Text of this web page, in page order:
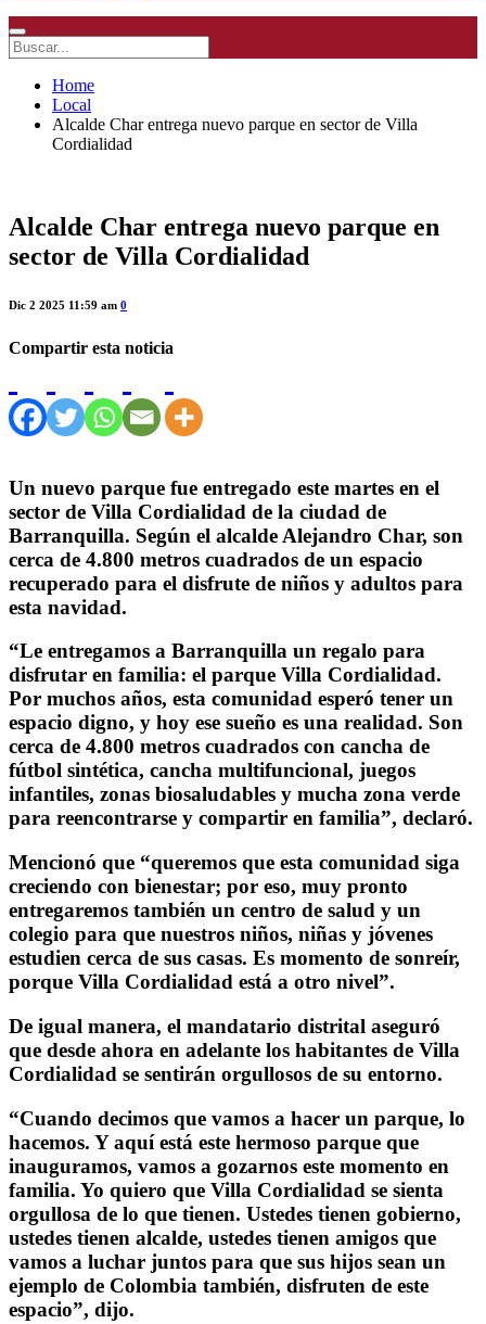
Home
Local
Alcalde Char entrega nuevo parque en sector de Villa
Cordialidad
Alcalde Char entrega nuevo parque en
sector de Villa Cordialidad
Dic 2 2025 11:59 am 0
Compartir esta noticia
Un nuevo parque fue entregado este martes en el
sector de Villa Cordialidad de la ciudad de
Barranquilla. Según el alcalde Alejandro Char, son
cerca de 4.800 metros cuadrados de un espacio
recuperado para el disfrute de niños y adultos para
esta navidad.
“Le entregamos a Barranquilla un regalo para
disfrutar en familia: el parque Villa Cordialidad.
Por muchos años, esta comunidad esperó tener un
espacio digno, y hoy ese sueño es una realidad. Son
cerca de 4.800 metros cuadrados con cancha de
fútbol sintética, cancha multifuncional, juegos
infantiles, zonas biosaludables y mucha zona verde
para reencontrarse y compartir en familia”, declaró.
Mencionó que “queremos que esta comunidad siga
creciendo con bienestar; por eso, muy pronto
entregaremos también un centro de salud y un
colegio para que nuestros niños, niñas y jóvenes
estudien cerca de sus casas. Es momento de sonreír,
porque Villa Cordialidad está a otro nivel”.
De igual manera, el mandatario distrital aseguró
que desde ahora en adelante los habitantes de Villa
Cordialidad se sentirán orgullosos de su entorno.
“Cuando decimos que vamos a hacer un parque, lo
hacemos. Y aquí está este hermoso parque que
inauguramos, vamos a gozarnos este momento en
familia. Yo quiero que Villa Cordialidad se sienta
orgullosa de lo que tienen. Ustedes tienen gobierno,
ustedes tienen alcalde, ustedes tienen amigos que
vamos a luchar juntos para que sus hijos sean un
ejemplo de Colombia también, disfruten de este
espacio”, dijo.